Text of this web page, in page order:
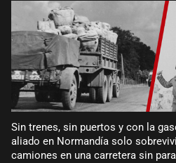
Sin trenes, sin puertos y con la
aliado en Normandía solo
camiones en una carretera sin